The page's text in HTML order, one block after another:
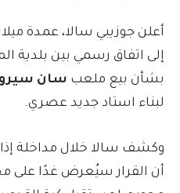
أعلن جوزيبي سالا، عمدة
إلى اتفاق رسمي بين بلدية
بشأن بيع ملعب سان سيرو
لبناء استاد جديد عصري.
وكشف سالا خلال مداخلة
أن القرار سيُعرض غدًا على